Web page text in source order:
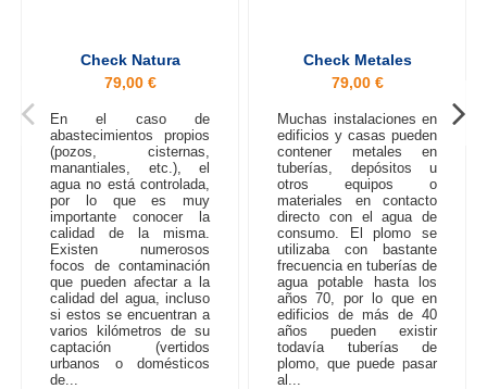
Check Natura
79,00 €
En el caso de
abastecimientos propios
(pozos, cisternas,
manantiales, etc.), el
agua no está controlada,
por lo que es muy
importante conocer la
calidad de la misma.
Existen numerosos
focos de contaminación
que pueden afectar a la
calidad del agua, incluso
si estos se encuentran a
varios kilómetros de su
captación (vertidos
urbanos o domésticos
de...
Check Metales
79,00 €
Muchas instalaciones en
edificios y casas pueden
contener metales en
tuberías, depósitos u
otros equipos o
materiales en contacto
directo con el agua de
consumo. El plomo se
utilizaba con bastante
frecuencia en tuberías de
agua potable hasta los
años 70, por lo que en
edificios de más de 40
años pueden existir
todavía tuberías de
plomo, que puede pasar
al...